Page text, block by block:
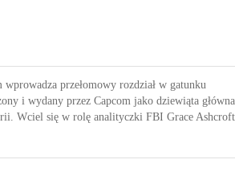
przełomowy rozdział w gatunku
i wydany przez Capcom jako dziewiąta główna
Wciel się w rolę analityczki FBI Grace